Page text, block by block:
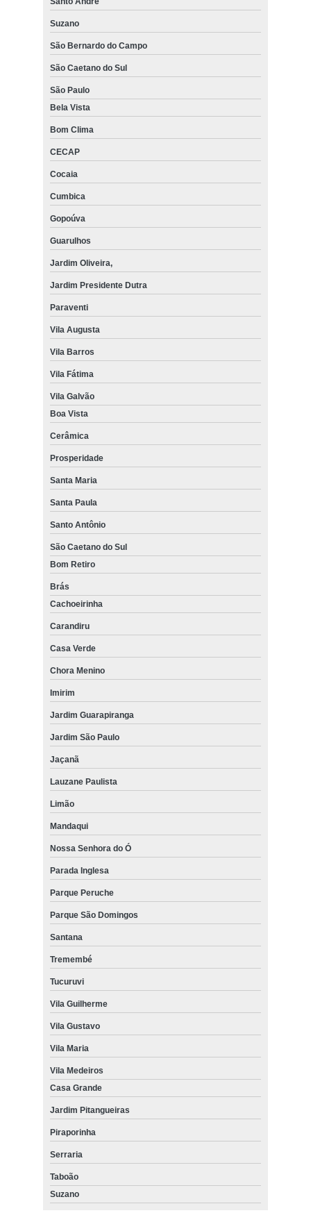
Suzano
São Bernardo do Campo
São Caetano do Sul
São Paulo
Bela Vista
Bom Clima
CECAP
Cocaia
Cumbica
Gopoúva
Guarulhos
Jardim Oliveira,
Jardim Presidente Dutra
Paraventi
Vila Augusta
Vila Barros
Vila Fátima
Vila Galvão
Boa Vista
Cerâmica
Prosperidade
Santa Maria
Santa Paula
Santo Antônio
São Caetano do Sul
Bom Retiro
Brás
Cachoeirinha
Carandiru
Casa Verde
Chora Menino
Imirim
Jardim Guarapiranga
Jardim São Paulo
Jaçanã
Lauzane Paulista
Limão
Mandaqui
Nossa Senhora do Ó
Parada Inglesa
Parque Peruche
Parque São Domingos
Santana
Tremembé
Tucuruvi
Vila Guilherme
Vila Gustavo
Vila Maria
Vila Medeiros
Casa Grande
Jardim Pitangueiras
Piraporinha
Serraria
Taboão
Suzano